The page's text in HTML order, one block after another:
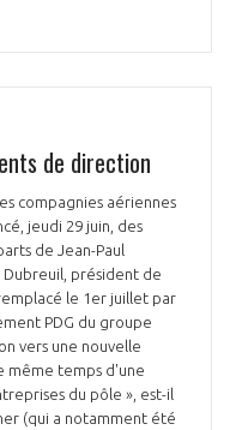
de direction
compagnies aériennes
jeudi 29 juin, des
de Jean-Paul
Dubreuil, président de
le 1er juillet par
PDG du groupe
vers une nouvelle
même temps d'une
du pôle », est-il
(qui a notamment été